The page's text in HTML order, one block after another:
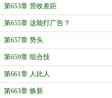
第653章 营收差距
第655章 这能打广告？
第657章 势头
第659章 组合技
第661章 人比人
第663章 焕新